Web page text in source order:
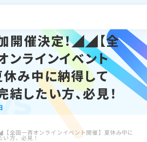
催決定！◢◢【全
ンラインイベント
休み中に納得して
結したい方、必見！
国一斉オンラインイベント開催】夏休み中に
方、必見！